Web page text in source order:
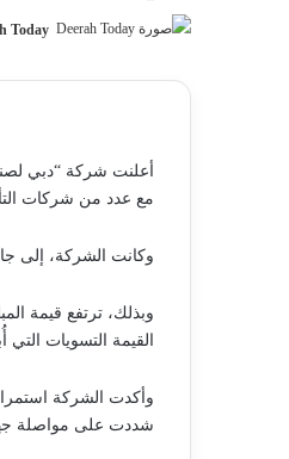
Today
مع عدد من شركات
وكانت الشركة، إلى
القيمة التسويات التي أُبرمت خلال
وأكدت الشركة
شددت على مواصلة